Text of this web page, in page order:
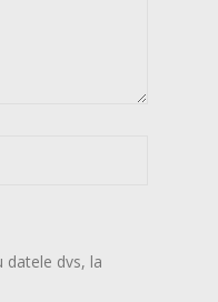
dvs, la